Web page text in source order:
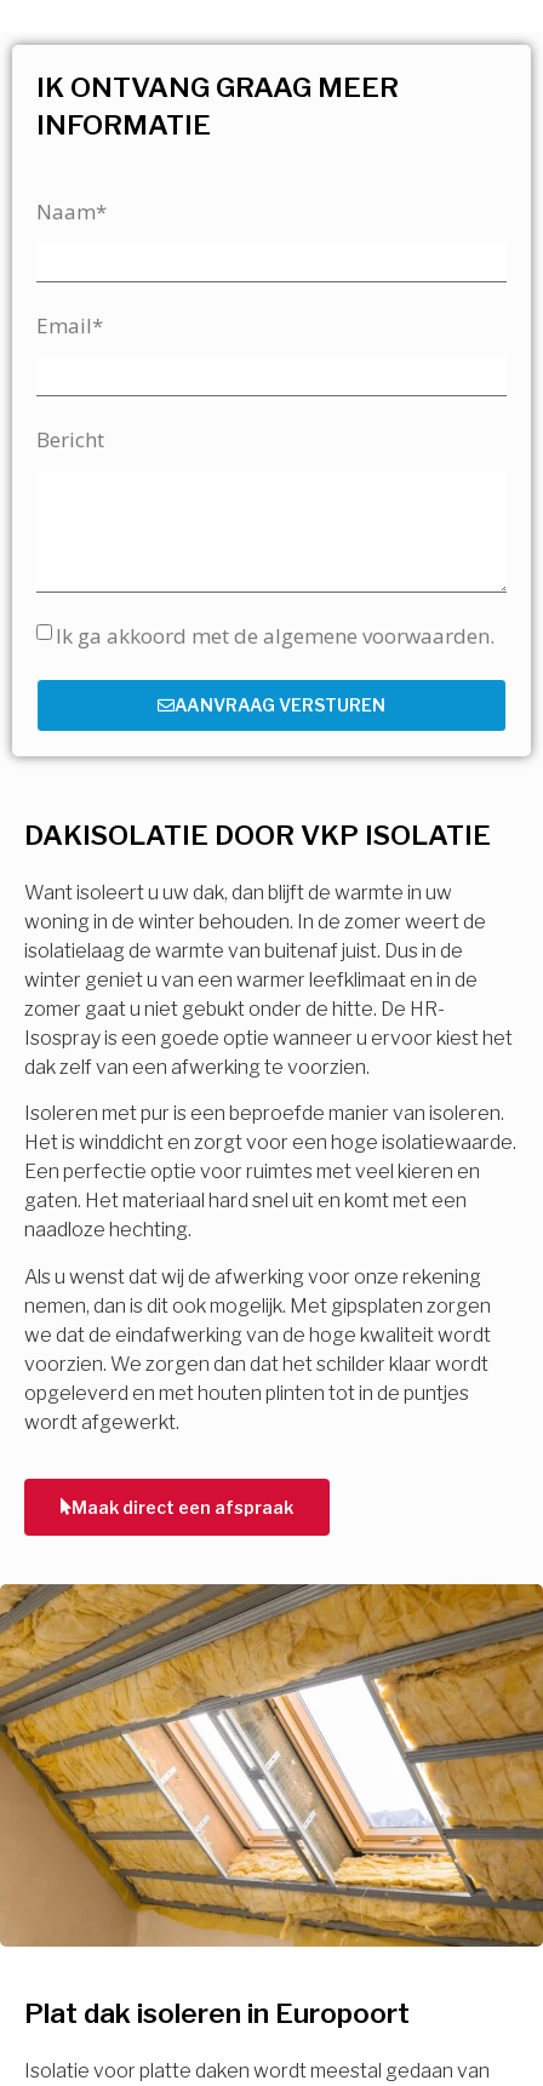
DAKISOLATIE DOOR VKP ISOLATIE
Want isoleert u uw dak, dan blijft de warmte in uw
woning in de winter behouden. In de zomer weert de
isolatielaag de warmte van buitenaf juist. Dus in de
winter geniet u van een warmer leefklimaat en in de
zomer gaat u niet gebukt onder de hitte. De HR-
Isospray is een goede optie wanneer u ervoor kiest het
dak zelf van een afwerking te voorzien.
Isoleren met pur is een beproefde manier van isoleren.
Het is winddicht en zorgt voor een hoge isolatiewaarde.
Een perfectie optie voor ruimtes met veel kieren en
gaten. Het materiaal hard snel uit en komt met een
naadloze hechting.
Als u wenst dat wij de afwerking voor onze rekening
nemen, dan is dit ook mogelijk. Met gipsplaten zorgen
we dat de eindafwerking van de hoge kwaliteit wordt
voorzien. We zorgen dan dat het schilder klaar wordt
opgeleverd en met houten plinten tot in de puntjes
wordt afgewerkt.
Maak direct een afspraak
IK ONTVANG GRAAG MEER
INFORMATIE
Naam*
Email*
Bericht
Ik ga akkoord met de algemene voorwaarden.
AANVRAAG VERSTUREN
Plat dak isoleren in Europoort
Isolatie voor platte daken wordt meestal gedaan van